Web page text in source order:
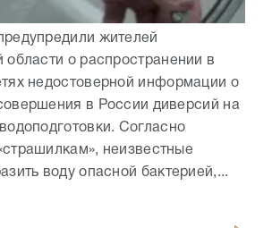
жителей
области о распространении в
недостоверной информации о
в России диверсий на
Согласно
неизвестные
воду опасной бактерией,...